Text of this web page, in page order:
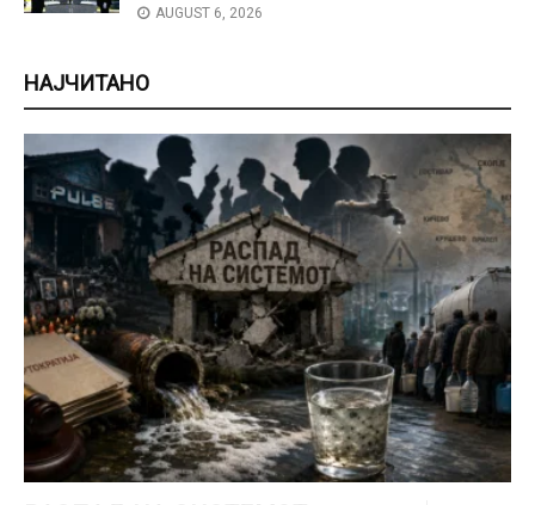
AUGUST 6, 2026
НАЈЧИТАНО